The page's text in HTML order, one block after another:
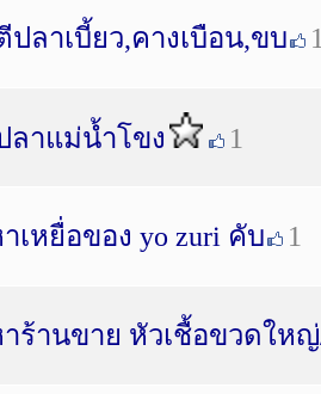
ปลาเบี้ยว,คางเบือน,ขบ
ลาแม่น้ำโขง 1
เหยื่อของ yo zuri คับ 1
ร้านขาย หัวเชื้อขวดให